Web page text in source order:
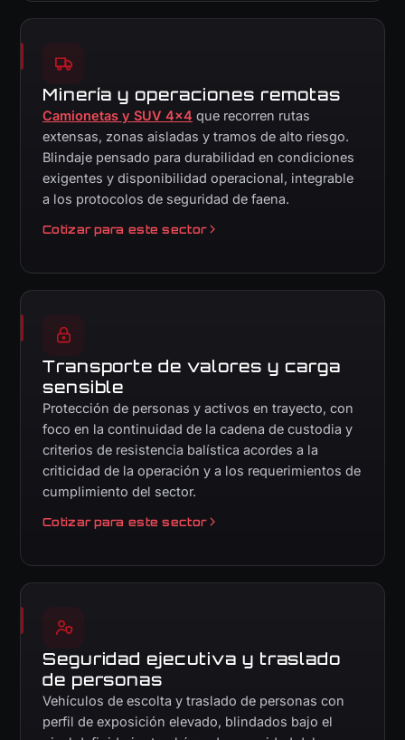
Minería y operaciones remotas
Camionetas y SUV 4×4 que recorren rutas
extensas, zonas aisladas y tramos de alto riesgo.
Blindaje pensado para durabilidad en condiciones
exigentes y disponibilidad operacional, integrable
a los protocolos de seguridad de faena.
Cotizar para este sector
Transporte de valores y carga
sensible
Protección de personas y activos en trayecto, con
foco en la continuidad de la cadena de custodia y
criterios de resistencia balística acordes a la
criticidad de la operación y a los requerimientos de
cumplimiento del sector.
Cotizar para este sector
Seguridad ejecutiva y traslado
de personas
Vehículos de escolta y traslado de personas con
perfil de exposición elevado, blindados bajo el